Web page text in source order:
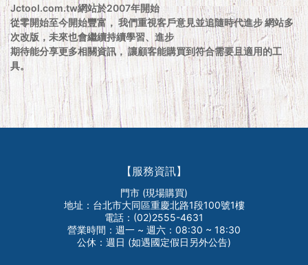
Jctool.com.tw網站於2007年開始
從零開始至今開始豐富， 我們重視客戶意見並追隨時代進步 網站多
次改版，未來也會繼續持續學習、進步
期待能分享更多相關資訊， 讓顧客能購買到符合需要且適用的工
具。
【服務資訊】
門市 (現場購買)
地址：台北市大同區重慶北路1段100號1樓
電話：(02)2555-4631
營業時間：週一 ~ 週六：08:30 ~ 18:30
公休：週日 (如遇國定假日另外公告)